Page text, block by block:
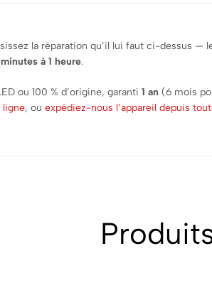
la réparation qu’il lui faut ci-dessus —
à 1 heure.
ou 100 % d’origine, garanti 1 an (6 mois
ligne, ou expédiez-nous l’appareil depuis